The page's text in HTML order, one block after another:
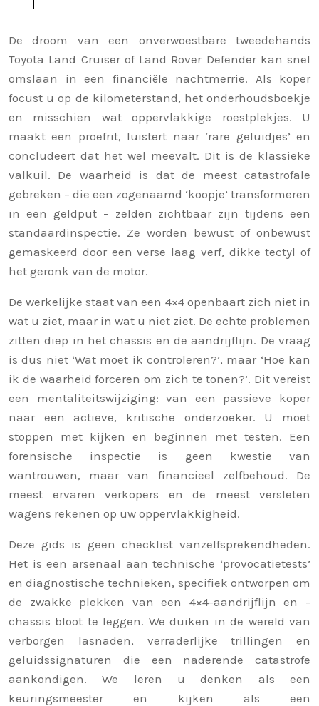
De droom van een onverwoestbare tweedehands
Toyota Land Cruiser of Land Rover Defender kan snel
omslaan in een financiële nachtmerrie. Als koper
focust u op de kilometerstand, het onderhoudsboekje
en misschien wat oppervlakkige roestplekjes. U
maakt een proefrit, luistert naar ‘rare geluidjes’ en
concludeert dat het wel meevalt. Dit is de klassieke
valkuil. De waarheid is dat de meest catastrofale
gebreken – die een zogenaamd ‘koopje’ transformeren
in een geldput – zelden zichtbaar zijn tijdens een
standaardinspectie. Ze worden bewust of onbewust
gemaskeerd door een verse laag verf, dikke tectyl of
het geronk van de motor.
De werkelijke staat van een 4×4 openbaart zich niet in
wat u ziet, maar in wat u niet ziet. De echte problemen
zitten diep in het chassis en de aandrijflijn. De vraag
is dus niet ‘Wat moet ik controleren?’, maar ‘Hoe kan
ik de waarheid forceren om zich te tonen?’. Dit vereist
een mentaliteitswijziging: van een passieve koper
naar een actieve, kritische onderzoeker. U moet
stoppen met kijken en beginnen met testen. Een
forensische inspectie is geen kwestie van
wantrouwen, maar van financieel zelfbehoud. De
meest ervaren verkopers en de meest versleten
wagens rekenen op uw oppervlakkigheid.
Deze gids is geen checklist vanzelfsprekendheden.
Het is een arsenaal aan technische ‘provocatietests’
en diagnostische technieken, specifiek ontworpen om
de zwakke plekken van een 4×4-aandrijflijn en -
chassis bloot te leggen. We duiken in de wereld van
verborgen lasnaden, verraderlijke trillingen en
geluidssignaturen die een naderende catastrofe
aankondigen. We leren u denken als een
keuringsmeester en kijken als een